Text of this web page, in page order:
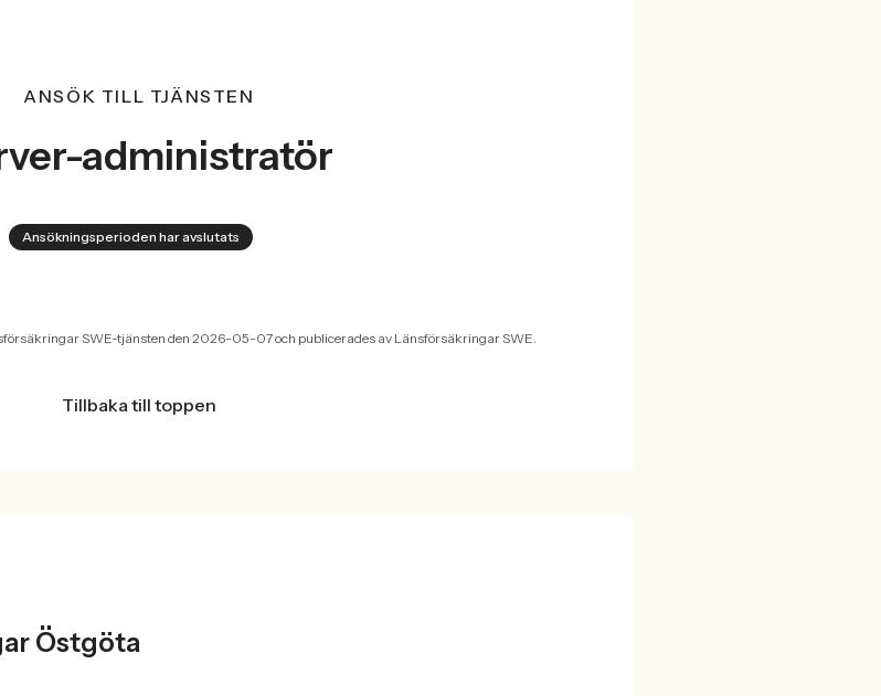
ANSÖK TILL TJÄNSTEN
administratör
Ansökningsperioden har avslutats
SWE-tjänsten den 2026-05-07 och publicerades av Länsförsäkringar SWE.
Tillbaka till toppen
Östgöta